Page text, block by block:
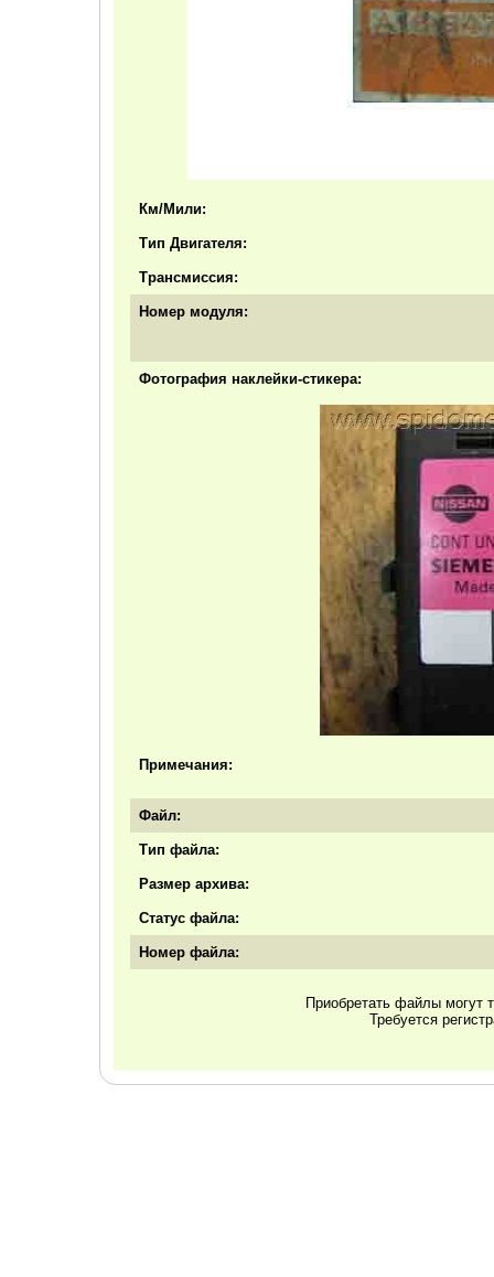
Км/Мили:
Тип Двигателя:
Трансмиссия:
Номер модуля:
Фотография наклейки-стикера:
Примечания:
Файл:
Тип файла:
Размер архива:
Статус файла:
Номер файла:
Приобретать файлы могут
Требуется